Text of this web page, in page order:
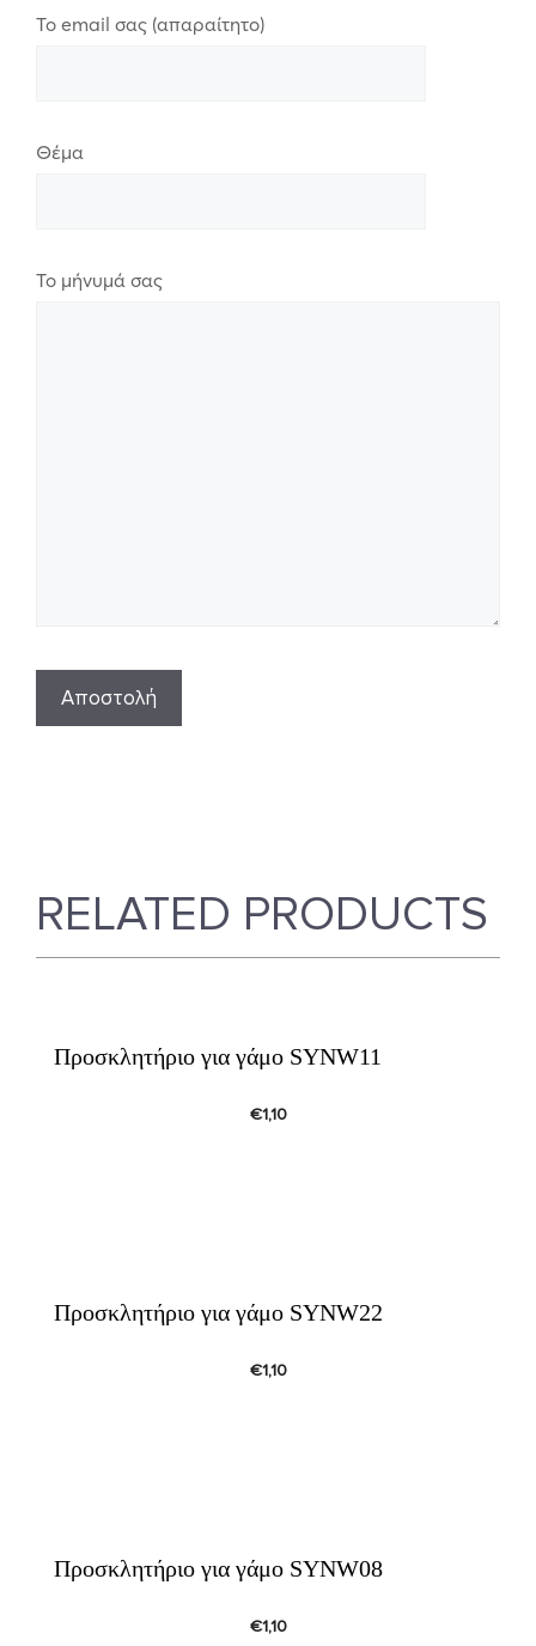
Το email σας (απαραίτητο)
Θέμα
Το μήνυμά σας
RELATED PRODUCTS
Προσκλητήριο για γάμο SYNW11
€1,10
Προσκλητήριο για γάμο SYNW22
€1,10
Προσκλητήριο για γάμο SYNW08
€1,10